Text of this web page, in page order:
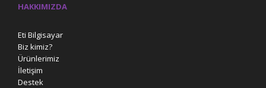
HAKKIMIZDA
Eti Bilgisayar
Biz kimiz?
Ürünlerimiz
İletişim
Destek